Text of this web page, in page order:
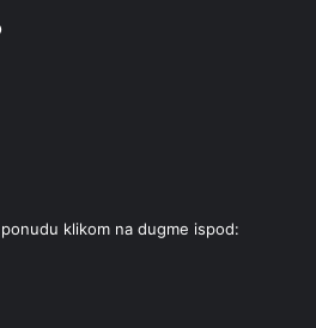
klikom na dugme ispod: